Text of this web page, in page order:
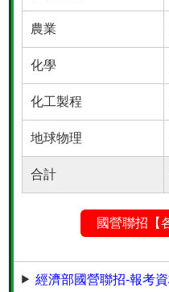
農業
化學
化工製程
地球物理
合計
國營聯招【
經濟部國營聯招-報考